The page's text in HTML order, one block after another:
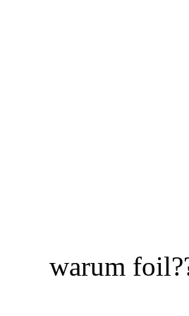
warum